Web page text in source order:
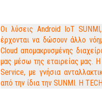
Οι λύσεις Android IoT
έρχονται να δώσουν άλλο
Cloud απομακρυσμένης
μας μέσω της εταιρείας μας. Η
Service, με γνήσια
από την ίδια την SUNMI. Η